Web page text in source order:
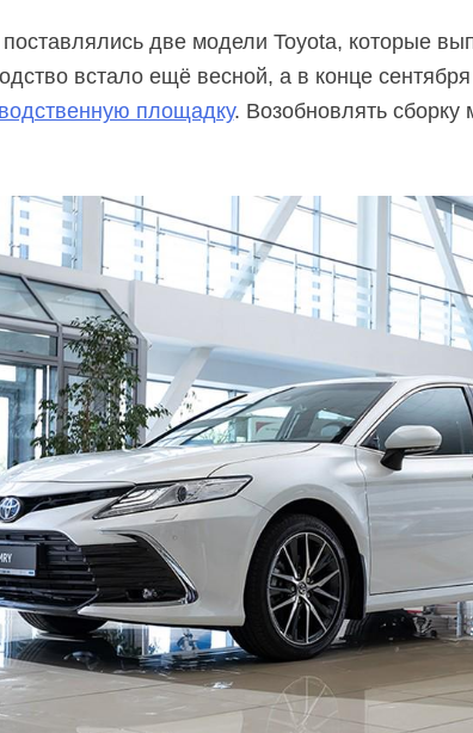
поставлялись две модели Toyota, которые
встало ещё весной, а в конце
площадку. Возобновлять